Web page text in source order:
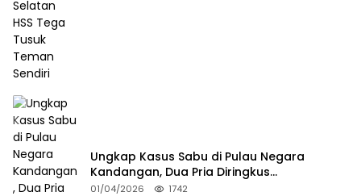
Ungkap Kasus Sabu di Pulau Negara
Kandangan, Dua Pria Diringkus
Satresnarkoba HSS
01/04/2026 1742